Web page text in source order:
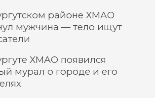
районе ХМАО
мужчина — тело ищут
ХМАО появился
мурал о городе и его